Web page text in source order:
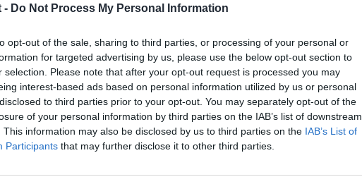
- Do Not Process My Personal Information
opt-out of the sale, sharing to third parties, or processing of your personal or
for targeted advertising by us, please use the below opt-out section to
selection. Please note that after your opt-out request is processed you may
interest-based ads based on personal information utilized by us or personal
to third parties prior to your opt-out. You may separately opt-out of the
of your personal information by third parties on the IAB’s list of downstream
This information may also be disclosed by us to third parties on the IAB’s List of
Participants that may further disclose it to other third parties.